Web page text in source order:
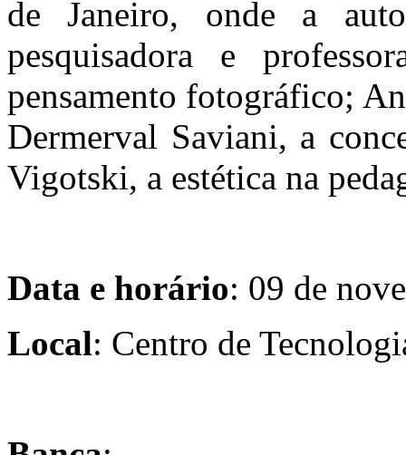
de Janeiro, onde a
pesquisadora e
pensamento fotográfico;
Dermerval Saviani, a
Vigotski, a estética na
Data e horário: 09 de
Local: Centro de